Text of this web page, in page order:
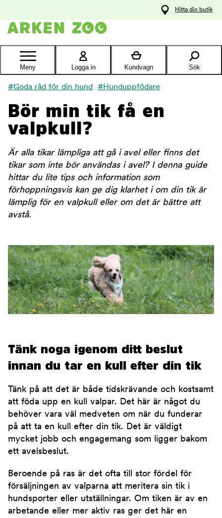
Kontakta
Hitta din butik
Meny Logga in Kundvagn Sök
#Goda råd för din hund #Hunduppfödare
Bör min tik få en
valpkull?
Är alla tikar lämpliga att gå i avel eller finns det
tikar som inte bör användas i avel? I denna guide
hittar du lite tips och information som
förhoppningsvis kan ge dig klarhet i om din tik är
lämplig för en valpkull eller om det är bättre att
avstå.
Tänk noga igenom ditt beslut
innan du tar en kull efter din tik
Tänk på att det är både tidskrävande och kostsamt
att föda upp en kull valpar. Det här är något du
behöver vara väl medveten om när du funderar
på att ta en kull efter din tik. Det är väldigt
mycket jobb och engagemang som ligger bakom
ett avelsbeslut.
Beroende på ras är det ofta till stor fördel för
försäljningen av valparna att meritera sin tik i
hundsporter eller utställningar. Om tiken är av en
arbetande eller mer aktiv ras ger det här en